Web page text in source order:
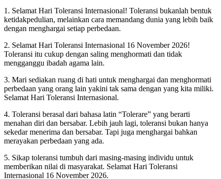
1. Selamat Hari Toleransi Internasional! Toleransi bukanlah bentuk
ketidakpedulian, melainkan cara memandang dunia yang lebih baik
dengan menghargai setiap perbedaan.
2. Selamat Hari Toleransi Internasional 16 November 2026!
Toleransi itu cukup dengan saling menghormati dan tidak
mengganggu ibadah agama lain.
3. Mari sediakan ruang di hati untuk menghargai dan menghormati
perbedaan yang orang lain yakini tak sama dengan yang kita miliki.
Selamat Hari Toleransi Internasional.
4. Toleransi berasal dari bahasa latin “Tolerare” yang berarti
menahan diri dan bersabar. Lebih jauh lagi, toleransi bukan hanya
sekedar menerima dan bersabar. Tapi juga menghargai bahkan
merayakan perbedaan yang ada.
5. Sikap toleransi tumbuh dari masing-masing individu untuk
memberikan nilai di masyarakat. Selamat Hari Toleransi
Internasional 16 November 2026.